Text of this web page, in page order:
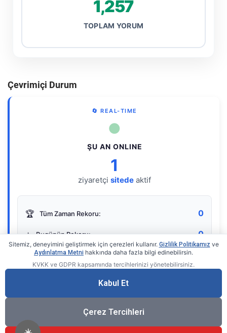
1,257
TOPLAM YORUM
Çevrimiçi Durum
🔄 REAL-TIME
●
ŞU AN ONLINE
1
ziyaretçi sitede aktif
🏆 Tüm Zaman Rekoru: 0
⭐ Bugünün Rekoru: 0
Gerçek zamanlı sayaç
Sitemiz, deneyimini geliştirmek için çerezleri kullanır. Gizlilik Politikamız ve
Aydınlatma Metni hakkında daha fazla bilgi edinebilirsin.
KVKK ve GDPR kapsamında tercihlerinizi yönetebilirsiniz.
Kabul Et
Çerez Tercihleri